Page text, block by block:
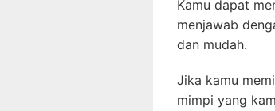
Kamu dapat
menjawab
dan mudah.
Jika kamu
mimpi yang